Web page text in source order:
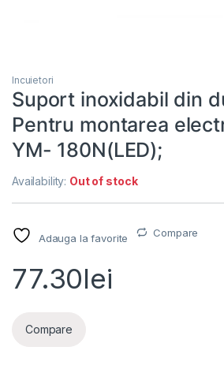
Incuietori
Suport inoxidabil din
Pentru montarea
YM- 180N(LED);
Availability: Out of stock
Adauga la favorite Compare
77.30lei
Compare